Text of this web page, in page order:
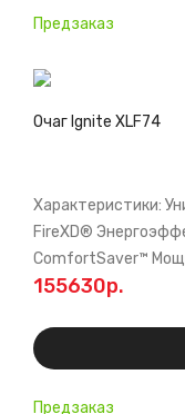
Предзаказ
Предзаказ
Очаг Ignite XLF74
Характеристики:
FireXD®
ComfortSaver™
155630р.